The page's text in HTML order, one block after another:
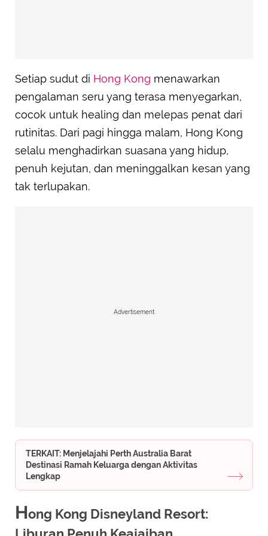
Setiap sudut di Hong Kong menawarkan
pengalaman seru yang terasa menyegarkan,
cocok untuk healing dan melepas penat dari
rutinitas. Dari pagi hingga malam, Hong Kong
selalu menghadirkan suasana yang hidup,
penuh kejutan, dan meninggalkan kesan yang
tak terlupakan.
Advertisement
TERKAIT: Menjelajahi Perth Australia Barat
Destinasi Ramah Keluarga dengan Aktivitas
Lengkap
Hong Kong Disneyland Resort: